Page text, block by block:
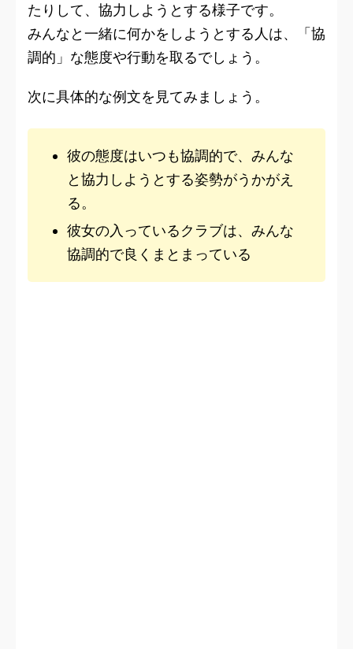
たりして、協力しようとする様子です。
みんなと一緒に何かをしようとする人は、「協
調的」な態度や行動を取るでしょう。
次に具体的な例文を見てみましょう。
彼の態度はいつも協調的で、みんな
と協力しようとする姿勢がうかがえ
る。
彼女の入っているクラブは、みんな
協調的で良くまとまっている